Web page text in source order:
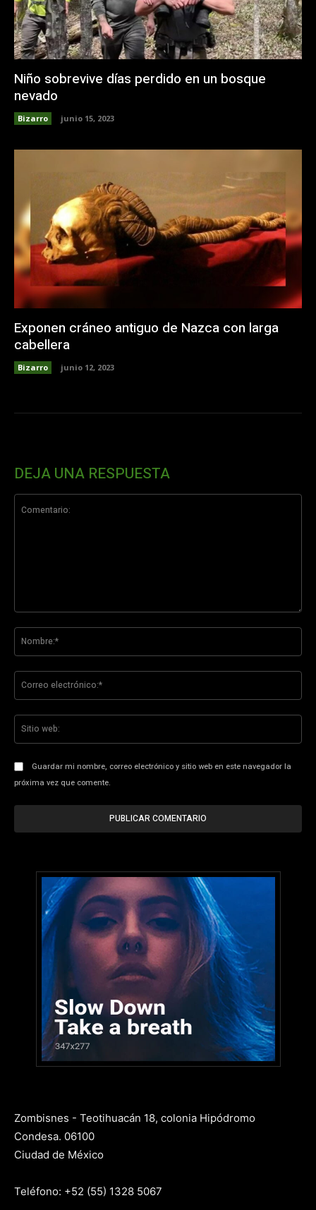
Niño sobrevive días perdido en un bosque
nevado
Bizarro junio 15, 2023
Exponen cráneo antiguo de Nazca con larga
cabellera
Bizarro junio 12, 2023
DEJA UNA RESPUESTA
Guardar mi nombre, correo electrónico y sitio web en este navegador la
próxima vez que comente.
Zombisnes - Teotihuacán 18, colonia Hipódromo
Condesa. 06100
Ciudad de México
Teléfono: +52 (55) 1328 5067